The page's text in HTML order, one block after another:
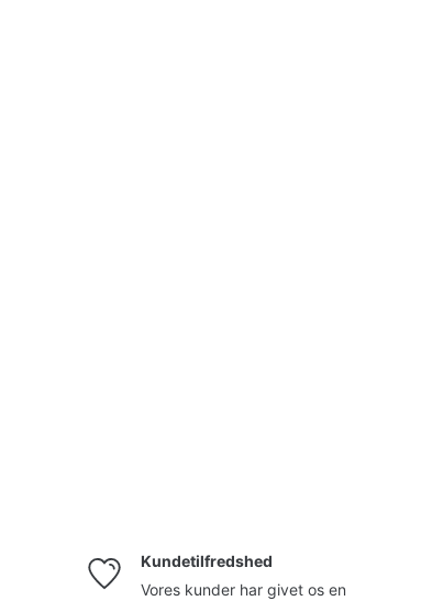
Kundetilfredshed
Vores kunder har givet os en